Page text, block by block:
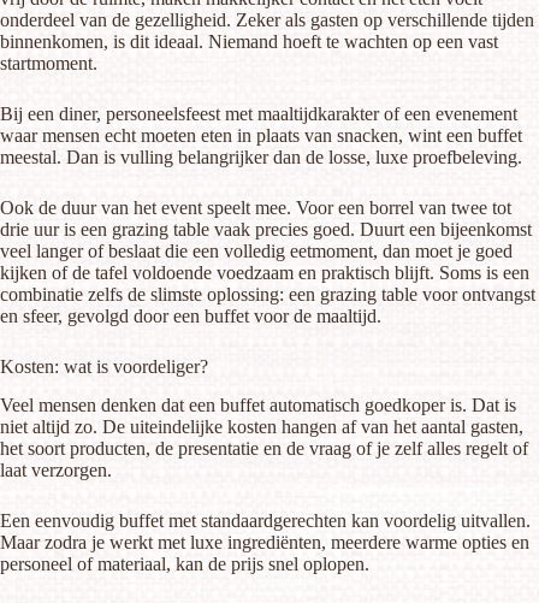
onderdeel van de gezelligheid. Zeker als gasten op verschillende tijden
binnenkomen, is dit ideaal. Niemand hoeft te wachten op een vast
startmoment.
Bij een diner, personeelsfeest met maaltijdkarakter of een evenement
waar mensen echt moeten eten in plaats van snacken, wint een buffet
meestal. Dan is vulling belangrijker dan de losse, luxe proefbeleving.
Ook de duur van het event speelt mee. Voor een borrel van twee tot
drie uur is een grazing table vaak precies goed. Duurt een bijeenkomst
veel langer of beslaat die een volledig eetmoment, dan moet je goed
kijken of de tafel voldoende voedzaam en praktisch blijft. Soms is een
combinatie zelfs de slimste oplossing: een grazing table voor ontvangst
en sfeer, gevolgd door een buffet voor de maaltijd.
Kosten: wat is voordeliger?
Veel mensen denken dat een buffet automatisch goedkoper is. Dat is
niet altijd zo. De uiteindelijke kosten hangen af van het aantal gasten,
het soort producten, de presentatie en de vraag of je zelf alles regelt of
laat verzorgen.
Een eenvoudig buffet met standaardgerechten kan voordelig uitvallen.
Maar zodra je werkt met luxe ingrediënten, meerdere warme opties en
personeel of materiaal, kan de prijs snel oplopen.